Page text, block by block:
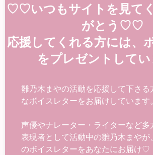
♡♡いつもサイトを見て
がとう♡♡
応援してくれる方には、
をプレゼントしてい
雛乃木まやの活動を応援して下さる
なボイスレターをお届けしています。
声優やナレーター・ライターなど多
表現者として活動中の雛乃木まやが
のボイスレターをあなたにお届け♡